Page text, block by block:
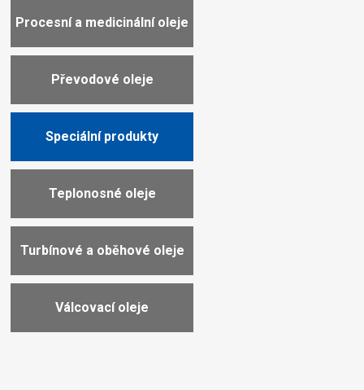
Procesní a medicinální oleje
Převodové oleje
Speciální produkty
Teplonosné oleje
Turbínové a oběhové oleje
Válcovací oleje